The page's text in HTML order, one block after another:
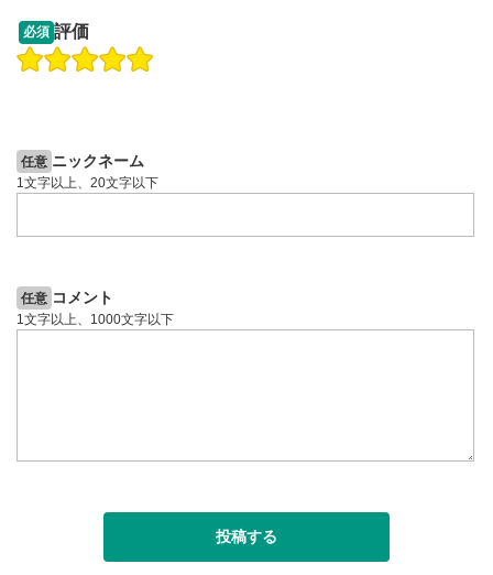
操作説明動画
必須 評価
任意 ニックネーム
1文字以上、20文字以下
任意 コメント
1文字以上、1000文字以下
投稿する